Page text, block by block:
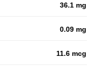
36.1 mg
0.09 mg
11.6 mcg